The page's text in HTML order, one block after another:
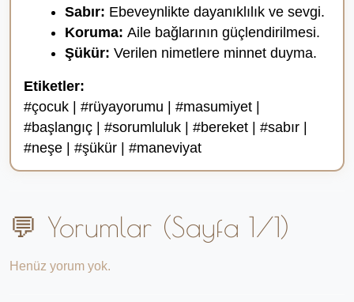
Sabır: Ebeveynlikte dayanıklılık ve sevgi.
Koruma: Aile bağlarının güçlendirilmesi.
Şükür: Verilen nimetlere minnet duyma.
Etiketler:
#çocuk | #rüyayorumu | #masumiyet |
#başlangıç | #sorumluluk | #bereket | #sabır |
#neşe | #şükür | #maneviyat
💬 Yorumlar (Sayfa 1/1)
Henüz yorum yok.